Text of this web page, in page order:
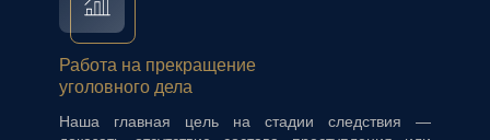
Наша главная цель на стадии следствия —
Работа на прекращение
уголовного дела